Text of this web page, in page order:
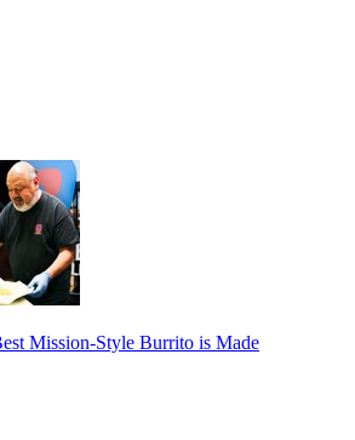
Mission-Style Burrito is Made